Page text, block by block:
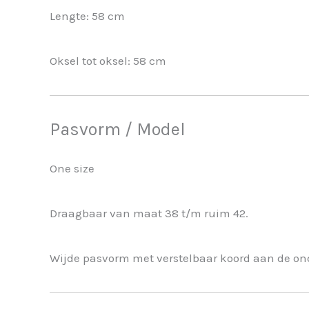
Lengte: 58 cm
Oksel tot oksel: 58 cm
Pasvorm / Model
One size
Draagbaar van maat 38 t/m ruim 42.
Wijde pasvorm met verstelbaar koord aan de